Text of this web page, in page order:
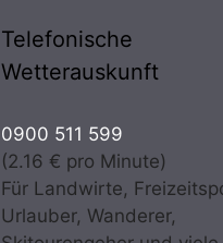
Telefonische
Wetterauskunft
0900 511 599
(2.16 € pro Minute)
Für Landwirte,
Urlauber, Wanderer,